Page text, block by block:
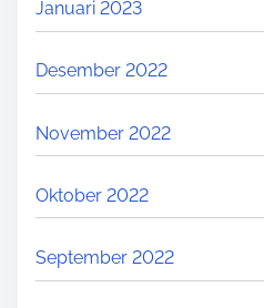
Januari 2023
Desember 2022
November 2022
Oktober 2022
September 2022